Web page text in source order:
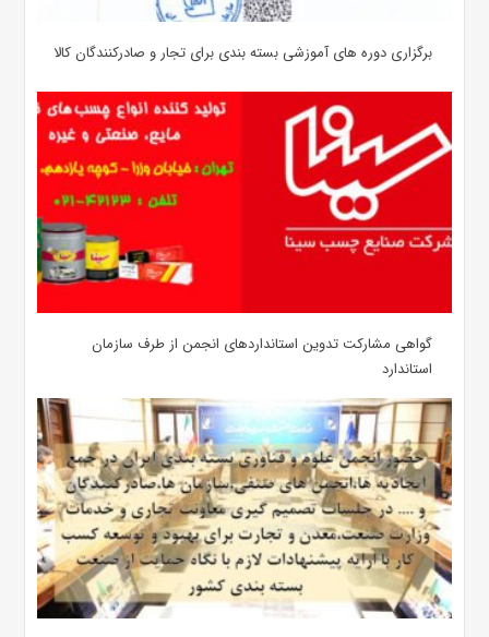
برگزاری دوره های آموزشی بسته بندی برای تجار و صادرکنندگان کالا
گواهی مشارکت تدوین استانداردهای انجمن از طرف سازمان
استاندارد